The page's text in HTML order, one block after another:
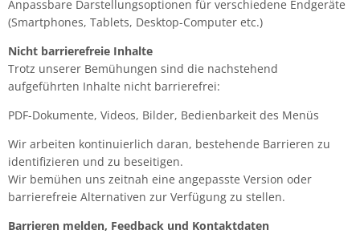
Anpassbare Darstellungsoptionen für verschiedene Endgeräte
(Smartphones, Tablets, Desktop-Computer etc.)
Nicht barrierefreie Inhalte
Trotz unserer Bemühungen sind die nachstehend
aufgeführten Inhalte nicht barrierefrei:
PDF-Dokumente, Videos, Bilder, Bedienbarkeit des Menüs
Wir arbeiten kontinuierlich daran, bestehende Barrieren zu
identifizieren und zu beseitigen.
Wir bemühen uns zeitnah eine angepasste Version oder
barrierefreie Alternativen zur Verfügung zu stellen.
Barrieren melden, Feedback und Kontaktdaten